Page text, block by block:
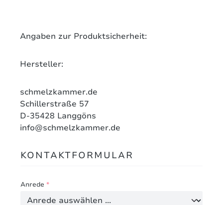
Angaben zur Produktsicherheit:
Hersteller:
schmelzkammer.de
Schillerstraße 57
D-35428 Langgöns
info@schmelzkammer.de
KONTAKTFORMULAR
Anrede *